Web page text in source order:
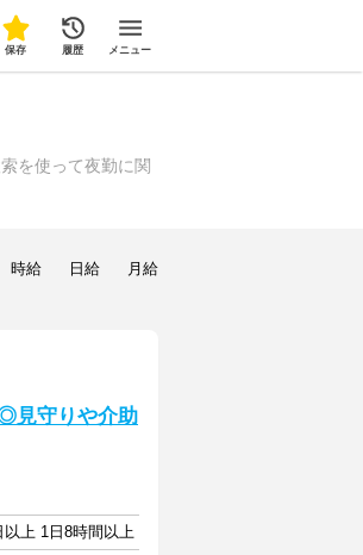
保存 履歴 メニュー
を使って夜勤に関
時給 日給 月給
見守りや介助
以上 1日8時間以上